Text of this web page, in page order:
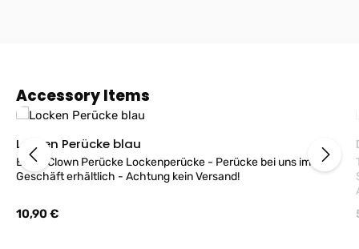
Produktgalerie überspringen
Accessory Items
Locken Perücke blau
Blaue Clown Perücke Lockenperücke - Perücke bei uns im
Geschäft erhältlich - Achtung kein Versand!
Regulärer Preis:
10,90 €